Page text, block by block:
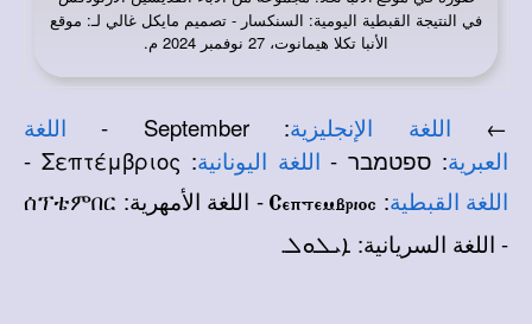
في النتيجة القبطية اليومية: السنكسار - تصميم مايكل غالي لـ: موقع
الأنبا تكلا هيمانوت، 27 نوفمبر 2024 م.
← اللغة الإنجليزية:
September
-
اللغة
العبرية: ספטמבר - اللغة اليونانية: Σεπτέμβριος -
اللغة القبطية:
Ceptembrioc
- اللغة الأمهرية: ሰፕቴምበር
- اللغة السريانية: ܐܝܠܘܠ.